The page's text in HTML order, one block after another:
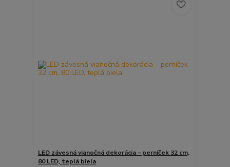
LED závesná vianočná dekorácia – perníček 32 cm,
80 LED, teplá biela